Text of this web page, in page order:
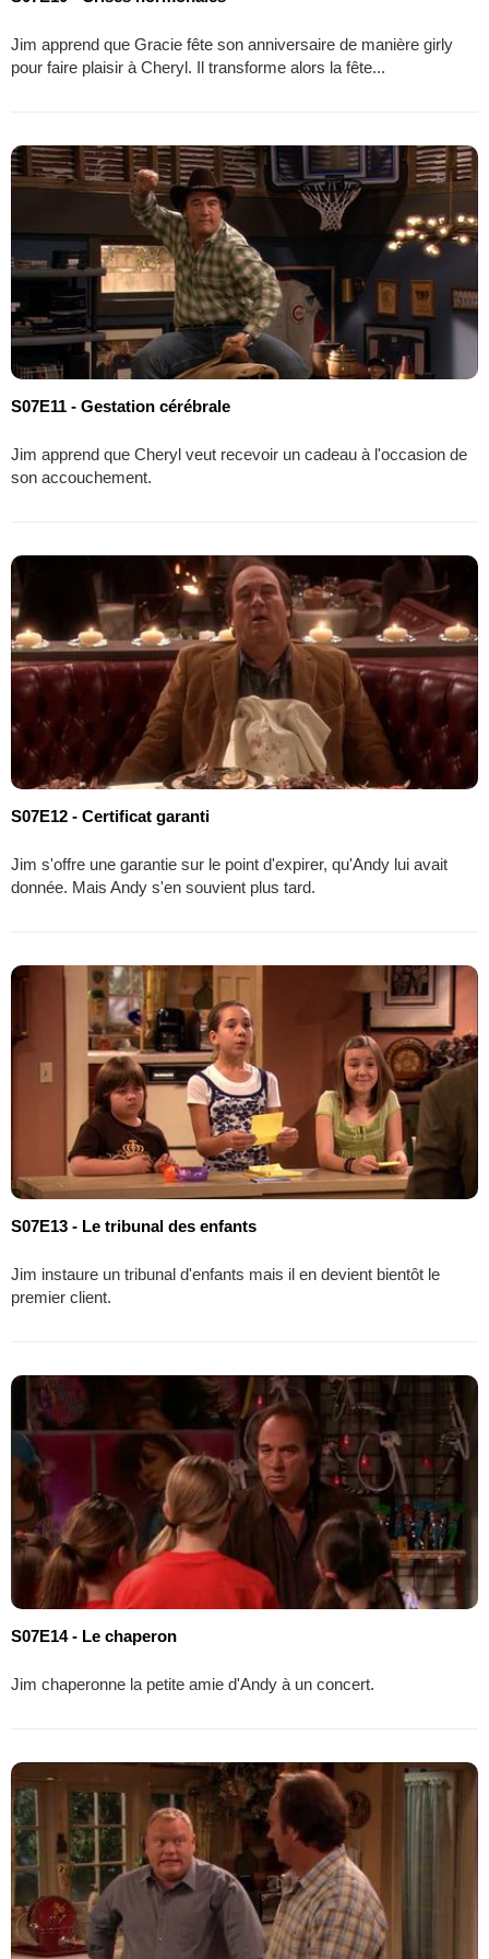
Jim apprend que Gracie fête son anniversaire de manière girly
pour faire plaisir à Cheryl. Il transforme alors la fête...
S07E11 - Gestation cérébrale
Jim apprend que Cheryl veut recevoir un cadeau à l'occasion de
son accouchement.
S07E12 - Certificat garanti
Jim s'offre une garantie sur le point d'expirer, qu'Andy lui avait
donnée. Mais Andy s'en souvient plus tard.
S07E13 - Le tribunal des enfants
Jim instaure un tribunal d'enfants mais il en devient bientôt le
premier client.
S07E14 - Le chaperon
Jim chaperonne la petite amie d'Andy à un concert.